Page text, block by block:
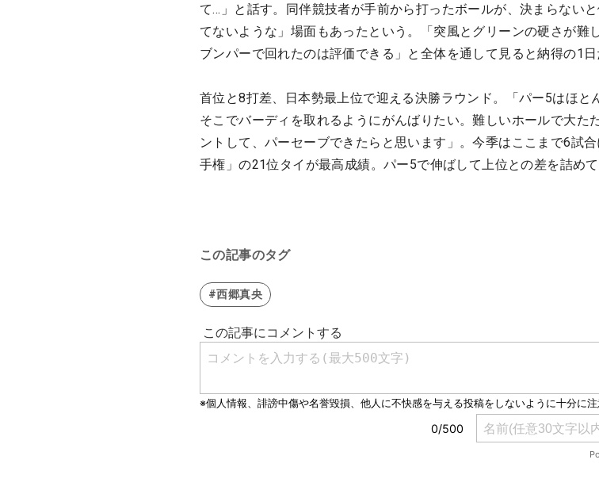
て…」と話す。同伴競技者が手前から打ったボールが、決まらない
てないような」場面もあったという。「突風とグリーンの硬さが難
ブンパーで回れたのは評価できる」と全体を通して見ると納得の1日
首位と8打差、日本勢最上位で迎える決勝ラウンド。「パー5はほと
そこでバーディを取れるようにがんばりたい。難しいホールで大た
ントして、パーセーブできたらと思います」。今季はここまで6試
手権」の21位タイが最高成績。パー5で伸ばして上位との差を詰めて
この記事のタグ
#西郷真央